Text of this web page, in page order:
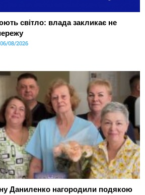
світло: влада закликає не
06/08/2026
Даниленко нагородили подякою